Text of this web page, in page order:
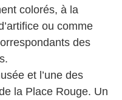
colorés, à la
ou comme
des
et l’une des
la Place Rouge. Un